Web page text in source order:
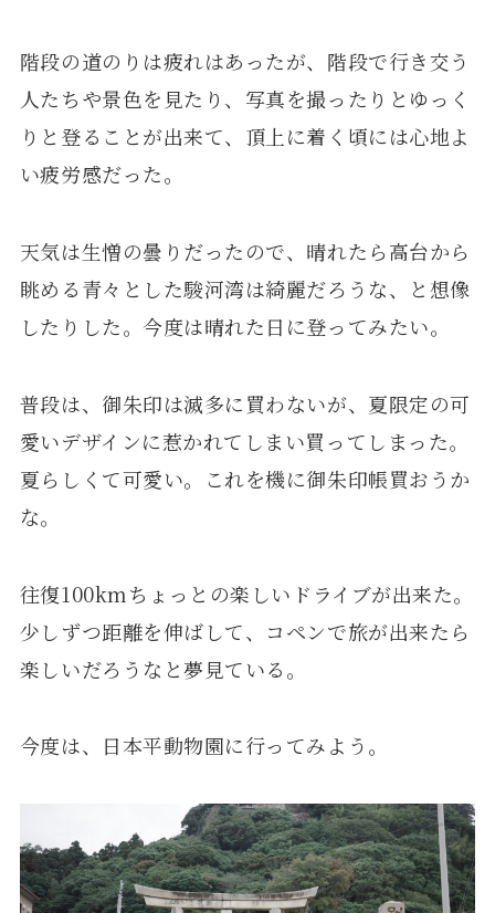
階段の道のりは疲れはあったが、階段で行き交う
人たちや景色を見たり、写真を撮ったりとゆっく
りと登ることが出来て、頂上に着く頃には心地よ
い疲労感だった。
天気は生憎の曇りだったので、晴れたら高台から
眺める青々とした駿河湾は綺麗だろうな、と想像
したりした。今度は晴れた日に登ってみたい。
普段は、御朱印は滅多に買わないが、夏限定の可
愛いデザインに惹かれてしまい買ってしまった。
夏らしくて可愛い。これを機に御朱印帳買おうか
な。
往復100kmちょっとの楽しいドライブが出来た。
少しずつ距離を伸ばして、コペンで旅が出来たら
楽しいだろうなと夢見ている。
今度は、日本平動物園に行ってみよう。